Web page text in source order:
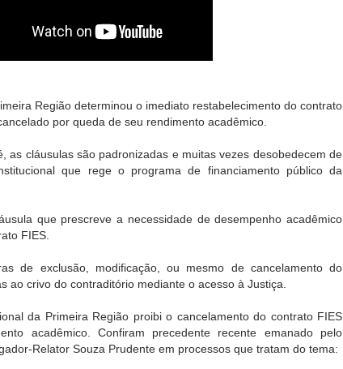
Região determinou o imediato restabelecimento do contrato
por queda de seu rendimento acadêmico.
as cláusulas são padronizadas e muitas vezes desobedecem de
que rege o programa de financiamento público da
que prescreve a necessidade de desempenho acadêmico
FIES.
de exclusão, modificação, ou mesmo de cancelamento do
ao crivo do contraditório mediante o acesso à Justiça.
da Primeira Região proibi o cancelamento do contrato FIES
acadêmico. Confiram precedente recente emanado pelo
Relator Souza Prudente em processos que tratam do tema: